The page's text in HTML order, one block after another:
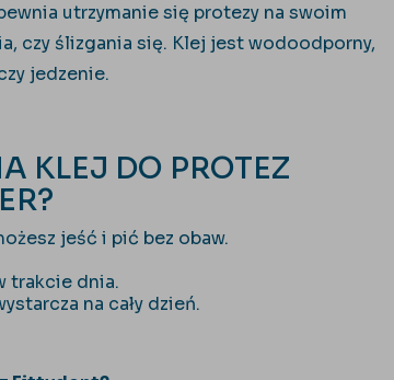
utrzymanie się protezy na swoim
czy ślizgania się. Klej jest wodoodporny,
jedzenie.
KLEJ DO PROTEZ
jeść i pić bez obaw.
trakcie dnia.
na cały dzień.